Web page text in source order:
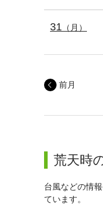
31 （月）
前月
荒天時
台風などの情
ています。